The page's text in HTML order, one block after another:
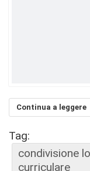
Continua a leggere
Tag:
condivisione
curriculare